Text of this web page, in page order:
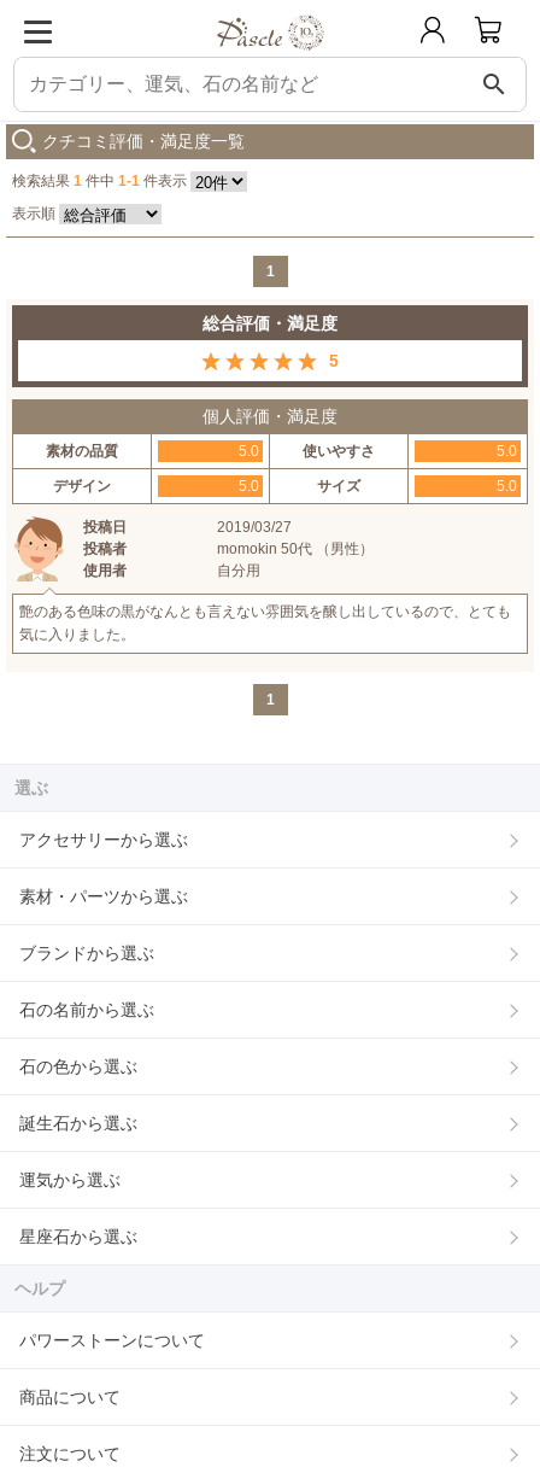
search
パスクル シュンガイト8mm シンプルブレスレット
クチコミ評価・満足度一覧
検索結果 1 件中 1-1 件表示
表示順
1
総合評価・満足度
5
個人評価・満足度
素材の品質 5.0 使いやすさ 5.0
デザイン 5.0 サイズ 5.0
投稿日
2019/03/27
投稿者
momokin 50代 （男性）
使用者
自分用
艶のある色味の黒がなんとも言えない雰囲気を醸し出しているので、とても
気に入りました。
1
選ぶ
アクセサリーから選ぶ
素材・パーツから選ぶ
ブランドから選ぶ
石の名前から選ぶ
石の色から選ぶ
誕生石から選ぶ
運気から選ぶ
星座石から選ぶ
ヘルプ
パワーストーンについて
商品について
注文について